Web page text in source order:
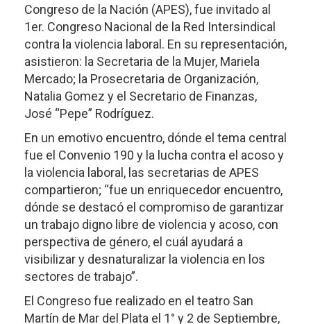
Congreso de la Nación (APES), fue invitado al
1er. Congreso Nacional de la Red Intersindical
contra la violencia laboral. En su representación,
asistieron: la Secretaria de la Mujer, Mariela
Mercado; la Prosecretaria de Organización,
Natalia Gomez y el Secretario de Finanzas,
José “Pepe” Rodríguez.
En un emotivo encuentro, dónde el tema central
fue el Convenio 190 y la lucha contra el acoso y
la violencia laboral, las secretarias de APES
compartieron; “fue un enriquecedor encuentro,
dónde se destacó el compromiso de garantizar
un trabajo digno libre de violencia y acoso, con
perspectiva de género, el cuál ayudará a
visibilizar y desnaturalizar la violencia en los
sectores de trabajo”.
El Congreso fue realizado en el teatro San
Martín de Mar del Plata el 1° y 2 de Septiembre,